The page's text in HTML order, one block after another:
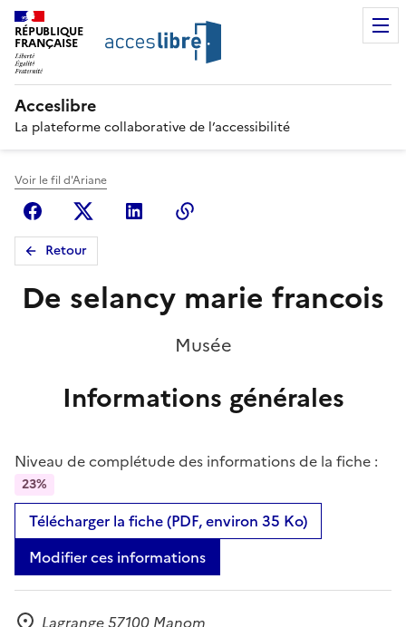
RÉPUBLIQUE
FRANÇAISE
Acceslibre
La plateforme collaborative de l’accessibilité
Voir le fil d'Ariane
FacebookX (anciennement Twitter)
Linkedin
Retour
De selancy marie francois
Musée
Informations générales
Niveau de complétude des informations de la fiche :
23%
Télécharger la fiche (PDF, environ 35 Ko)
Modifier ces informations
Lagrange 57100 Manom